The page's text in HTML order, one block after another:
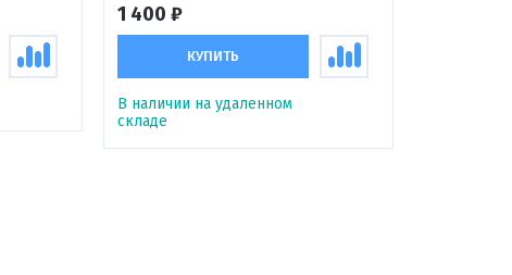
1 400 ₽
КУПИТЬ
В наличии на удаленном
складе